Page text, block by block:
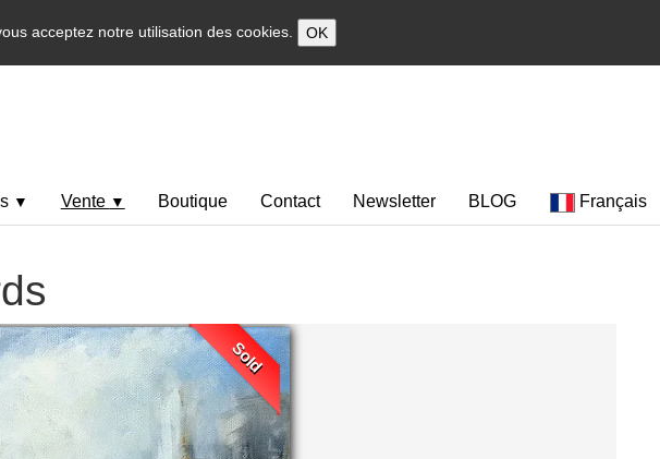
acceptez notre utilisation des cookies. OK
▼ Vente ▼ Boutique Contact Newsletter BLOG Français
Sold